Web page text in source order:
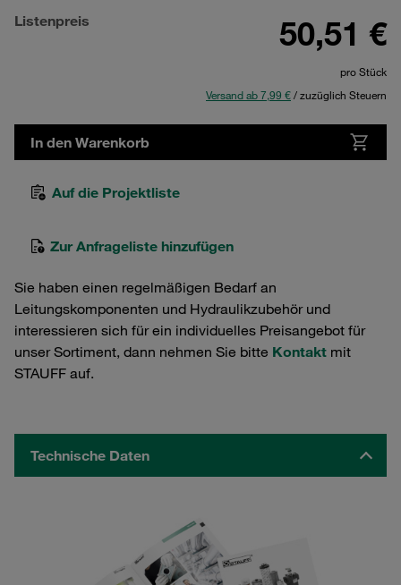
Listenpreis 50,51 €
pro Stück
Versand ab 7,99 €/ zuzüglich Steuern
In den Warenkorb
Auf die Projektliste
Zur Anfrageliste hinzufügen
Sie haben einen regelmäßigen Bedarf an
Leitungskomponenten und Hydraulikzubehör und
interessieren sich für ein individuelles Preisangebot für
unser Sortiment, dann nehmen Sie bitte Kontakt mit
STAUFF auf.
Technische Daten